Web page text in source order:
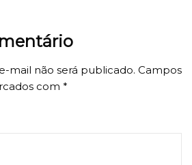
mail não será publicado. Campos
com *